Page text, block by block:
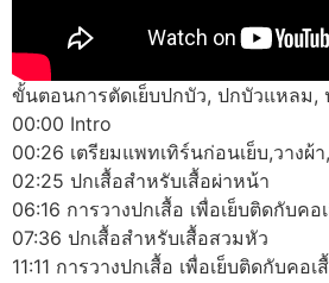
ขั้นตอนการตัดเย็บปกบัว, ปกบัวแหลม,
00:00 Intro
00:26 เตรียมแพทเทิร์นก่อนเย็บ,วางผ้
02:25 ปกเสื้อสำหรับเสื้อผ่าหน้า
06:16 การวางปกเสื้อ เพื่อเย็บติดกับค
07:36 ปกเสื้อสำหรับเสื้อสวมหัว
11:11 การวางปกเสื้อ เพื่อเย็บติดกับคอ